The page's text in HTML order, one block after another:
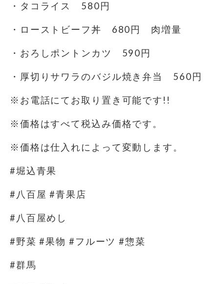
・タコライス 580円
・ローストビーフ丼 680円 肉増量
・おろしポントンカツ 590円
・厚切りサワラのバジル焼き弁当 560円
※お電話にてお取り置き可能です!!
※価格はすべて税込み価格です。
※価格は仕入れによって変動します。
#堀込青果
#八百屋 #青果店
#八百屋めし
#野菜 #果物 #フルーツ #惣菜
#群馬